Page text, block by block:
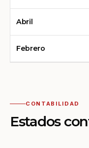
Abril
Febrero
CONTABILIDAD
Estados